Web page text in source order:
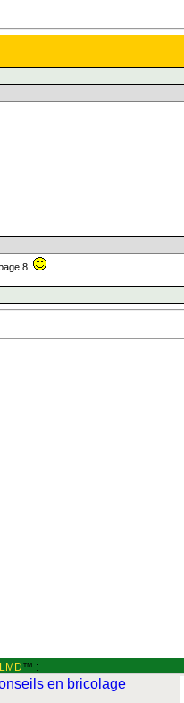
8.
LMD™ :